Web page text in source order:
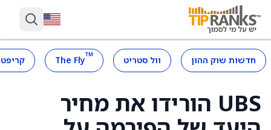
חדשות שוק ההון וול סטריט ™
The Fly
UBS הורידו את מחיר